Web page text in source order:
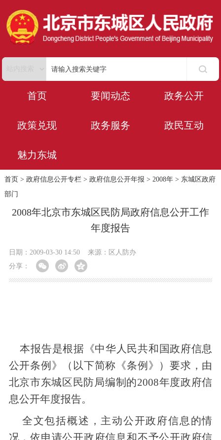
首页 要闻动态 政务公开
政策兑现 政务服务 政民互动
魅力东城
首页 > 政府信息公开专栏> 政府信息公开年报 > 2008年> 东城区政府
部门
2008年北京市东城区民防局政府信息公开工作
年度报告
日期：2009-03-30 14:50
来源：区人防办
分享：
本报告是根据《中华人民共和国政府信息
公开条例》（以下简称《条例》）要求，由
北京市东城区民防局编制的2008年度政府信
息公开年度报告。
全文包括概述，主动公开政府信息的情
况，依申请公开政府信息和不予公开政府信